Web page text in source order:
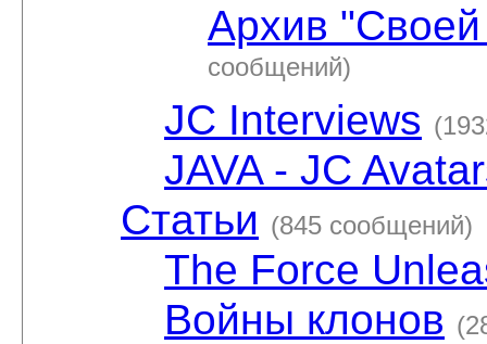
Архив
сообщений)
JC Interviews
JAVA - JC
Статьи (845 сообщений)
The Force
Войны клонов